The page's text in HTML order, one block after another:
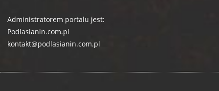
Administratorem portalu jest:
Podlasianin.com.pl
kontakt@podlasianin.com.pl